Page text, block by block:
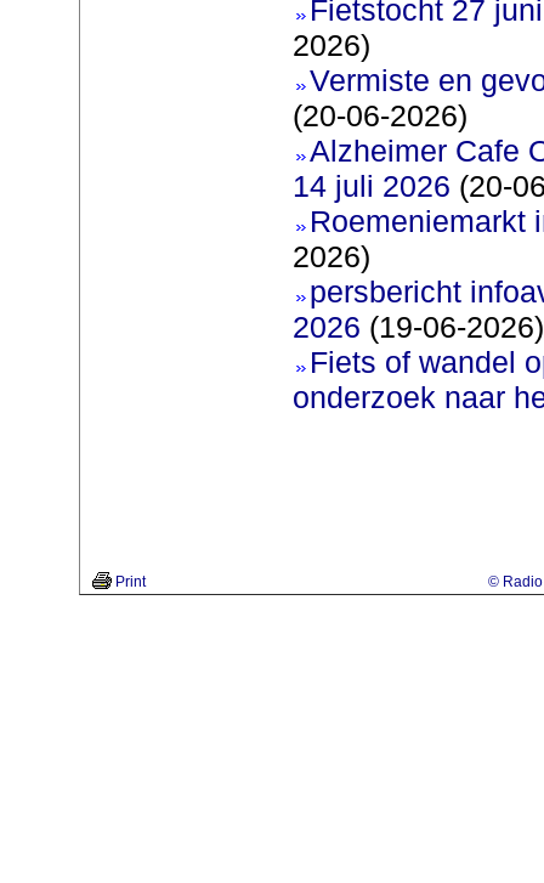
Fietstocht 27
2026)
Vermiste en
(20-06-2026)
Alzheimer Cafe
14 juli 2026 (20-
Roemeniemarkt
2026)
persbericht
2026 (19-06-2026)
Fiets of wandel
onderzoek naar
Print © Radio